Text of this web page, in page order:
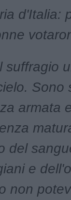
d'Italia:
suffragio
Sono
armata
del
e
non